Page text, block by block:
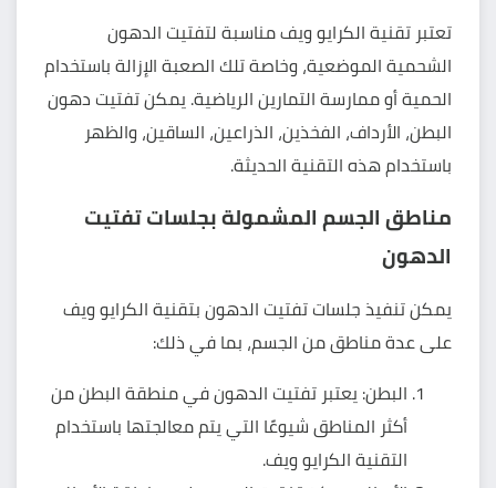
تعتبر تقنية الكرايو ويف مناسبة لتفتيت الدهون
الشحمية الموضعية، وخاصة تلك الصعبة الإزالة باستخدام
الحمية أو ممارسة التمارين الرياضية. يمكن تفتيت دهون
البطن، الأرداف، الفخذين، الذراعين، الساقين، والظهر
باستخدام هذه التقنية الحديثة.
مناطق الجسم المشمولة بجلسات تفتيت
الدهون
يمكن تنفيذ جلسات تفتيت الدهون بتقنية الكرايو ويف
على عدة مناطق من الجسم، بما في ذلك:
البطن: يعتبر تفتيت الدهون في منطقة البطن من
أكثر المناطق شيوعًا التي يتم معالجتها باستخدام
التقنية الكرايو ويف.